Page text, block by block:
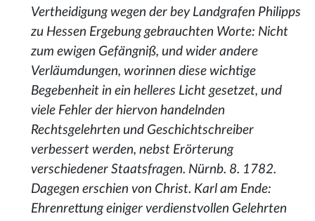
Vertheidigung wegen der bey Landgrafen Philipps
zu Hessen Ergebung gebrauchten Worte: Nicht
zum ewigen Gefängniß, und wider andere
Verläumdungen, worinnen diese wichtige
Begebenheit in ein helleres Licht gesetzet, und
viele Fehler der hiervon handelnden
Rechtsgelehrten und Geschichtschreiber
verbessert werden, nebst Erörterung
verschiedener Staatsfragen. Nürnb. 8. 1782.
Dagegen erschien von Christ. Karl am Ende:
Ehrenrettung einiger verdienstvollen Gelehrten